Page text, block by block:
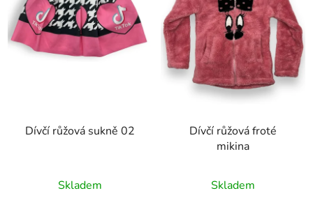
Dívčí růžová sukně 02
Skladem
Dívčí růžová froté
mikina
Skladem